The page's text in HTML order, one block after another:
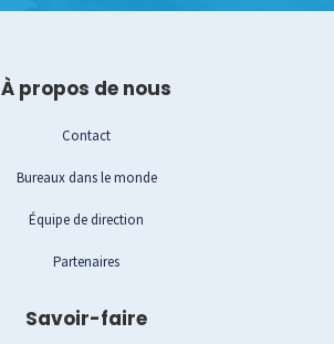
À propos de nous
Contact
Bureaux dans le monde
Équipe de direction
Partenaires
Savoir-faire